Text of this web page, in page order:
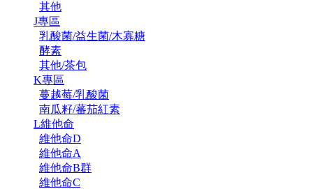
其他
J專區
乳酸菌/益生菌/木寡糖
酵素
其他/茶包
K專區
蔓越莓/乳酸菌
南瓜籽/蕃茄紅素
L維他命
維他命D
維他命A
維他命B群
維他命C